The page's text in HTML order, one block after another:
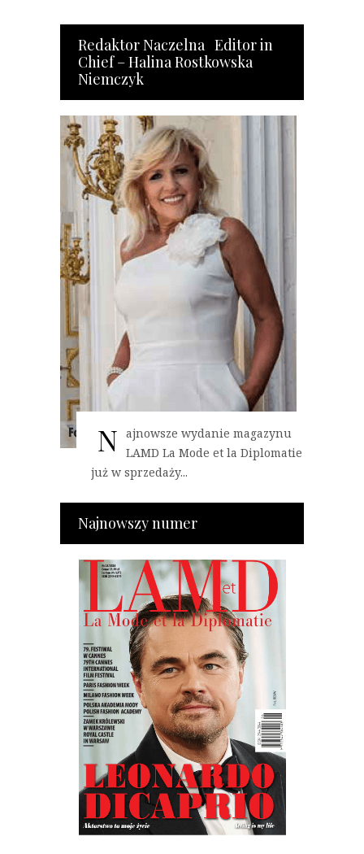
Redaktor Naczelna Editor in
Chief – Halina Rostkowska
Niemczyk
N ajnowsze wydanie magazynu
LAMD La Mode et la Diplomatie
już w sprzedaży...
Najnowszy numer